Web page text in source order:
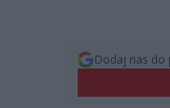
Dodaj nas do